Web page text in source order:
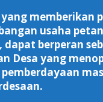
memberikan
usaha
dapat berperan
Desa yang